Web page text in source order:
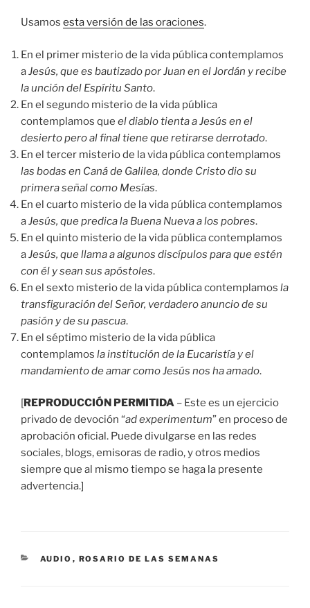
Usamos esta versión de las oraciones.
En el primer misterio de la vida pública contemplamos
aJesús, que es bautizado por Juan en el Jordán y recibe
la unción del Espíritu Santo.
En el segundo misterio de la vida pública
contemplamos que el diablo tienta a Jesús en el
desierto pero al final tiene que retirarse derrotado.
En el tercer misterio de la vida pública contemplamos
las bodas en Caná de Galilea, donde Cristo dio su
primera señal como Mesías.
En el cuarto misterio de la vida pública contemplamos
aJesús, que predica la Buena Nueva a los pobres.
En el quinto misterio de la vida pública contemplamos
aJesús, que llama a algunos discípulos para que estén
con él y sean sus apóstoles.
En el sexto misterio de la vida pública contemplamos la
transfiguración del Señor, verdadero anuncio de su
pasión y de su pascua.
En el séptimo misterio de la vida pública
contemplamos la institución de la Eucaristía y el
mandamiento de amar como Jesús nos ha amado.
[REPRODUCCIÓN PERMITIDA – Este es un ejercicio
privado de devoción “ad experimentum” en proceso de
aprobación oficial. Puede divulgarse en las redes
sociales, blogs, emisoras de radio, y otros medios
siempre que al mismo tiempo se haga la presente
advertencia.]
CATEGORÍAS
AUDIO , ROSARIO DE LAS SEMANAS